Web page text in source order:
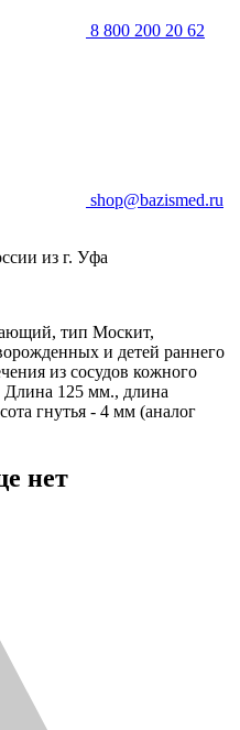
8 800 200 20 62
shop@bazismed.ru
из г. Уфа
тип Москит,
и детей раннего
из сосудов кожного
Длина 125 мм., длина
гнутья - 4 мм (аналог
нет